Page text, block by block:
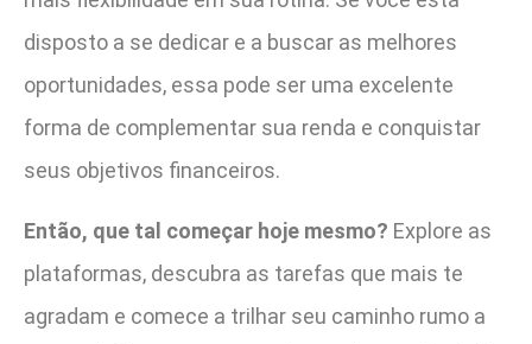
disposto a se dedicar e a buscar as melhores
oportunidades, essa pode ser uma excelente
forma de complementar sua renda e conquistar
seus objetivos financeiros.
Então, que tal começar hoje mesmo? Explore as
plataformas, descubra as tarefas que mais te
agradam e comece a trilhar seu caminho rumo a